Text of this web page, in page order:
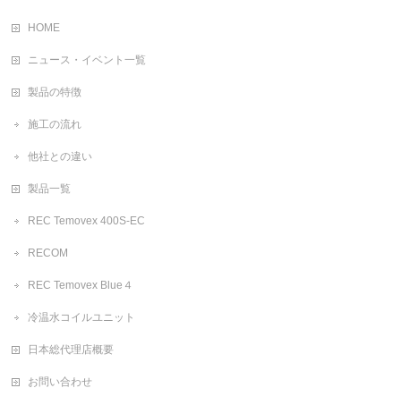
HOME
ニュース・イベント一覧
製品の特徴
施工の流れ
他社との違い
製品一覧
REC Temovex 400S-EC
RECOM
REC Temovex Blue４
冷温水コイルユニット
日本総代理店概要
お問い合わせ